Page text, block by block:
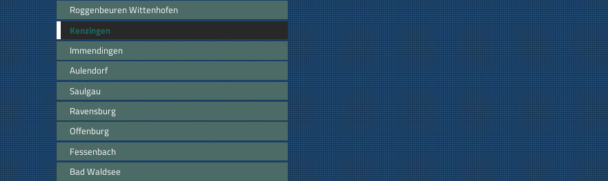
Roggenbeuren Wittenhofen
Kenzingen
Immendingen
Aulendorf
Saulgau
Ravensburg
Offenburg
Fessenbach
Bad Waldsee